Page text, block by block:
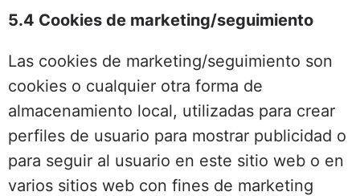
5.4 Cookies de marketing/seguimiento
Las cookies de marketing/seguimiento son
cookies o cualquier otra forma de
almacenamiento local, utilizadas para crear
perfiles de usuario para mostrar publicidad o
para seguir al usuario en este sitio web o en
varios sitios web con fines de marketing